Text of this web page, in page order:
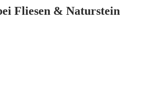
Fliesen & Naturstein